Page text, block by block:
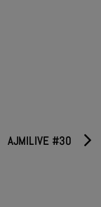
AJMILIVE #30